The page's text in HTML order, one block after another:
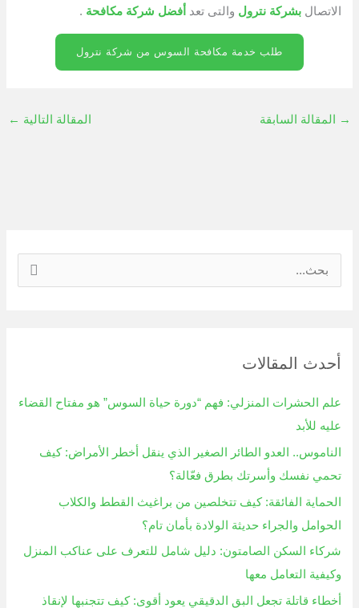
الاتصالبشركة نترول والتى تعد أفضل شركة مكافحة .
طلب خدمة مكافحة السوس من شركة نترول
→ المقالة السابقة المقالة التالية ←
ثأحدث المقالات
علم الحشرات المنزلي: فهم “دورة حياة السوس” هو مفتاح القضاء
عليه للأبد
الناموس.. العدو الطائر الصغير الذي ينقل أخطر الأمراض: كيف
تحمي نفسك وأسرتك بطرق فعّالة؟
الحماية الفائقة: كيف تتخلصين من براغيث القطط والكلاب
الحوامل والجراء حديثة الولادة بأمان تام؟
شركاء السكن الصامتون: دليل شامل للتعرف على عناكب المنزل
وكيفية التعامل معها
أخطاء قاتلة تجعل البق الدقيقي يعود أقوى: كيف تتجنبها لإنقاذ